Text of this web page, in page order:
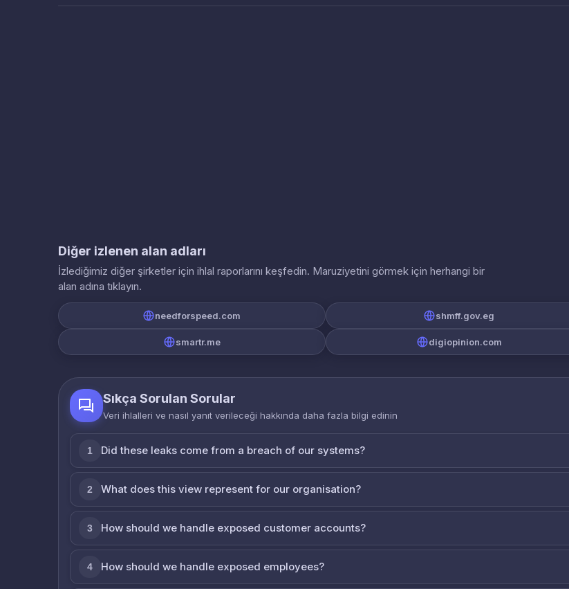
Diğer izlenen alan adları
İzlediğimiz diğer şirketler için ihlal raporlarını keşfedin. Maruziyetini görmek için herhangi bir
alan adına tıklayın.
needforspeed.com shmff.gov.eg
smartr.me digiopinion.com
Sıkça Sorulan Sorular
Veri ihlalleri ve nasıl yanıt verileceği hakkında daha fazla bilgi edinin
1 Did these leaks come from a breach of our systems?
2 What does this view represent for our organisation?
3 How should we handle exposed customer accounts?
4 How should we handle exposed employees?